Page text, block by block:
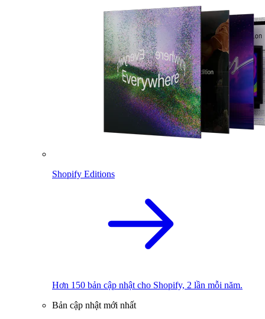
Shopify Editions
Hơn 150 bản cập nhật cho Shopify, 2 lần mỗi năm.
Bản cập nhật mới nhất